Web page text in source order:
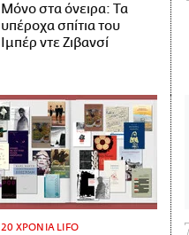
Μόνο στα όνειρα: Τα
υπέροχα σπίτια του
Ιμπέρ ντε Ζιβανσί
20 ΧΡΟΝΙΑ LIFO